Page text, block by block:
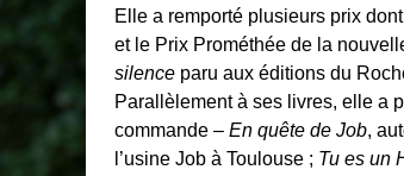
Elle a remporté plusieurs prix
et le Prix Prométhée de la
silence paru aux éditions du
Parallèlement à ses livres, elle a
commande – En quête de Job,
l’usine Job à Toulouse ; Tu es un